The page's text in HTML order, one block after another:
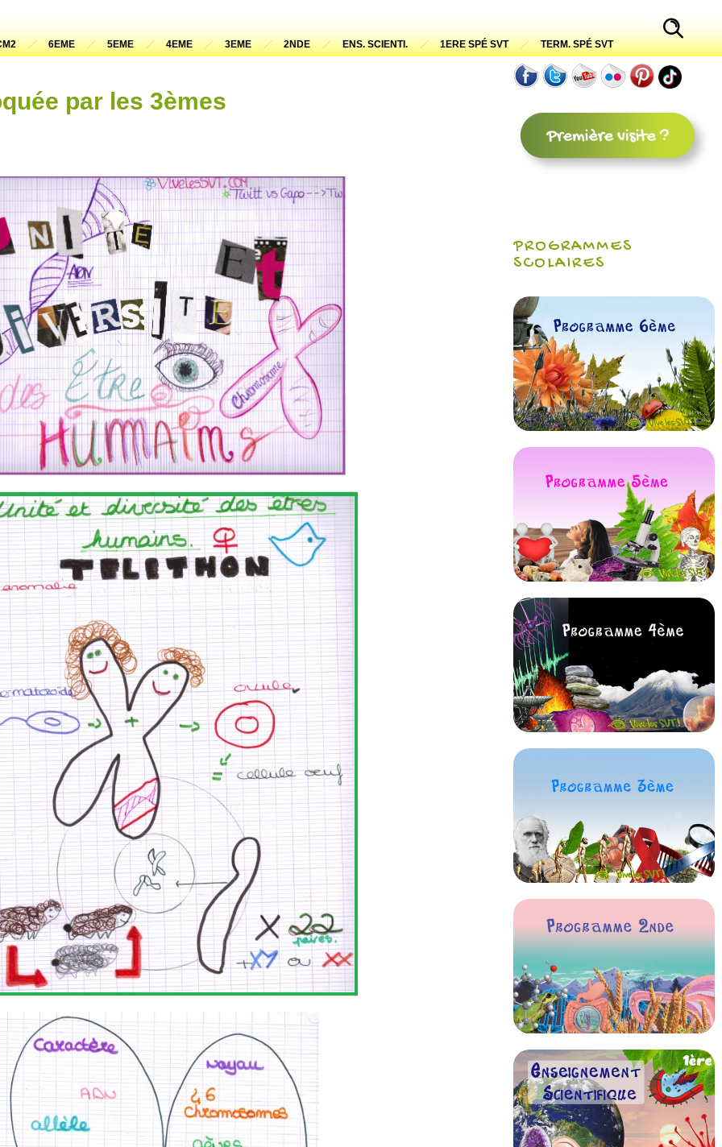
6EME 5EME 4EME 3EME 2NDE ENS. SCIENTI. 1ERE SPÉ SVT
TERM. SPÉ SVT
par les 3èmes
PROGRAMMES
SCOLAIRES